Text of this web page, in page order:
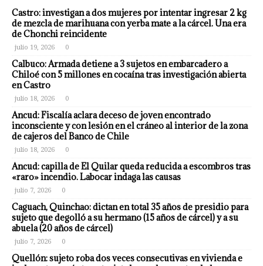
Castro: investigan a dos mujeres por intentar ingresar 2 kg
de mezcla de marihuana con yerba mate a la cárcel. Una era
de Chonchi reincidente
julio 19, 2026 0
Calbuco: Armada detiene a 3 sujetos en embarcadero a
Chiloé con 5 millones en cocaína tras investigación abierta
en Castro
julio 18, 2026 0
Ancud: Fiscalía aclara deceso de joven encontrado
inconsciente y con lesión en el cráneo al interior de la zona
de cajeros del Banco de Chile
julio 18, 2026 0
Ancud: capilla de El Quilar queda reducida a escombros tras
«raro» incendio. Labocar indaga las causas
julio 7, 2026 0
Caguach, Quinchao: dictan en total 35 años de presidio para
sujeto que degolló a su hermano (15 años de cárcel) y a su
abuela (20 años de cárcel)
julio 7, 2026 0
Quellón: sujeto roba dos veces consecutivas en vivienda e